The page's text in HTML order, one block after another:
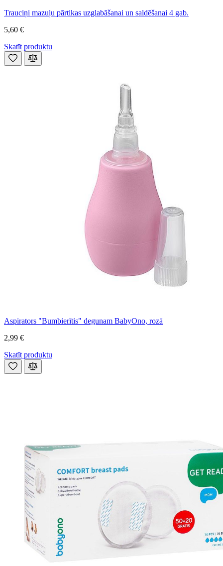
Trauciņi mazuļu pārtikas uzglabāšanai un saldēšanai 4 gab.
5,60 €
Skatīt produktu
Aspirators "Bumbierītis" degunam BabyOno, rozā
2,99 €
Skatīt produktu